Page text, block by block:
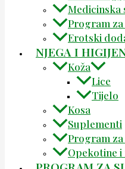
Medicinska
Program za
Erotski
NJEGA I
Koža
Lice
Tijelo
Kosa
Suplementi
Program za
Opekotine